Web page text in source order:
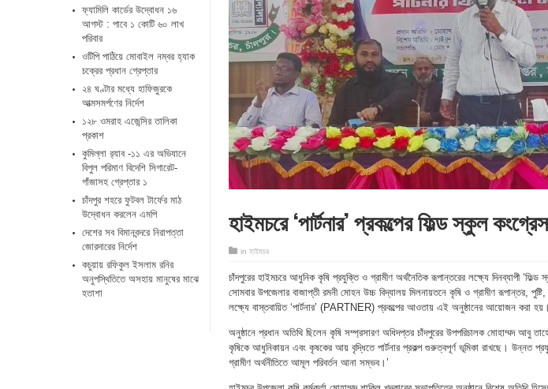
হাইমচরে ‘পার্টনার’ প্রকল্পের ফিল্ড স্কুল
in হাইমচর
চাঁদপুরের হাইমচরে আধুনিক কৃষি প্রযুক্তি ও গ্রামীণ অর্থনৈতিক রূপান্তরের লক্ষ্যে দিনব্যাপী
সোমবার উপজেলার বাজাপ্তী রমনী মোহন উচ্চ বিদ্যালয় মিলনায়তনে কৃষি ও গ্রামীণ রূপান্তর,
লক্ষ্যে বাস্তবায়িত ‘পার্টনার’ (PARTNER) প্রকল্পের আওতায় এই অনুষ্ঠানের আয়োজন করা হয়।
অনুষ্ঠানে প্রধান অতিথি ছিলেন কৃষি সম্প্রসারণ অধিদপ্তর চাঁদপুরের উপপরিচালক মোহাম্মদ আবু
কৃষিকে আধুনিকায়ন এবং কৃষকের আয় বৃদ্ধিতে পার্টনার প্রকল্প গুরুত্বপূর্ণ ভূমিকা রাখছে। উন্নত
গ্রামীণ অর্থনীতিতে আমূল পরিবর্তন আনা সম্ভব।’
ফ্যামিলি কার্ডের উদ্বোধন ১৬
আগস্ট : পাবে ১ কোটি ৬০ লাখ
পরিবার
ওটিপি পাঠিয়ে মোবাইল নম্বর হ্যাক
চক্রের প্রধান গ্রেপ্তার
২৪ ঘণ্টার মধ্যে হাফিজুরকে
আত্মসমর্পণের নির্দেশ
১২৮ ওমরাহ এজেন্সির তালিকা
প্রকাশ
কুমিল্লা র‌্যাব -১১ এর অভিযানে
বিপুল পরিমাণ বিদেশি সিগারেট-
গাঁজাসহ গ্রেপ্তার ১
চাঁদপুর শহরে ফুটবল টার্ফের মাঠ
উদ্বোধন করলেন এমপি
দেশের সব বিমানবন্দরে নিরাপত্তা
জোরদারের নির্দেশ
কচুয়ায় রফিকুল ইসলাম রনির
অনুপস্থিতিতে অসহায় মানুষের মাঝে
হতাশা